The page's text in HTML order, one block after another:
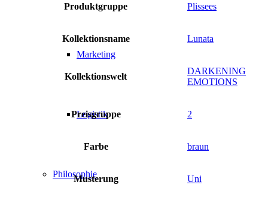
Marketing
Logistik
Philosophie
Produktgruppe Plissees
Kollektionsname Lunata
Kollektionswelt
DARKENING
EMOTIONS
Preisgruppe 2
Farbe braun
Musterung Uni